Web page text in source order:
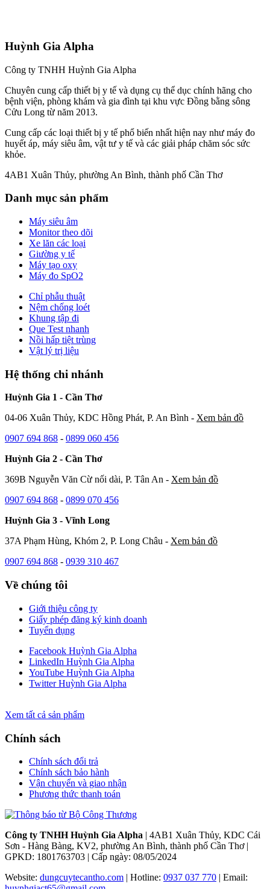
Huỳnh Gia Alpha
Công ty TNHH Huỳnh Gia Alpha
Chuyên cung cấp thiết bị y tế và dụng cụ thể dục chính hãng cho
bệnh viện, phòng khám và gia đình tại khu vực Đồng bằng sông
Cửu Long từ năm 2013.
Cung cấp các loại thiết bị y tế phổ biến nhất hiện nay như máy đo
huyết áp, máy siêu âm, vật tư y tế và các giải pháp chăm sóc sức
khỏe.
4AB1 Xuân Thủy, phường An Bình, thành phố Cần Thơ
Danh mục sản phẩm
Máy siêu âm
Monitor theo dõi
Xe lăn các loại
Giường y tế
Máy tạo oxy
Máy đo SpO2
Chỉ phẫu thuật
Nệm chống loét
Khung tập đi
Que Test nhanh
Nồi hấp tiệt trùng
Vật lý trị liệu
Hệ thống chi nhánh
Huỳnh Gia 1 - Cần Thơ
04-06 Xuân Thủy, KDC Hồng Phát, P. An Bình - Xem bản đồ
0907 694 868 - 0899 060 456
Huỳnh Gia 2 - Cần Thơ
369B Nguyễn Văn Cừ nối dài, P. Tân An - Xem bản đồ
0907 694 868 - 0899 070 456
Huỳnh Gia 3 - Vĩnh Long
37A Phạm Hùng, Khóm 2, P. Long Châu - Xem bản đồ
0907 694 868 - 0939 310 467
Về chúng tôi
Giới thiệu công ty
Giấy phép đăng ký kinh doanh
Tuyển dụng
Facebook Huỳnh Gia Alpha
LinkedIn Huỳnh Gia Alpha
YouTube Huỳnh Gia Alpha
Twitter Huỳnh Gia Alpha
Xem tất cả sản phẩm
Chính sách
Chính sách đổi trả
Chính sách bảo hành
Vận chuyển và giao nhận
Phương thức thanh toán
Công ty TNHH Huỳnh Gia Alpha | 4AB1 Xuân Thủy, KDC Cái
Sơn - Hàng Bàng, KV2, phường An Bình, thành phố Cần Thơ |
GPKD: 1801763703 | Cấp ngày: 08/05/2024
Website: dungcuytecantho.com | Hotline: 0937 037 770 | Email: